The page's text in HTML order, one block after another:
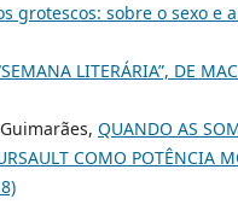
grotescos: sobre o sexo e
LITERÁRIA”, DE
QUANDO AS
COMO POTÊNCIA